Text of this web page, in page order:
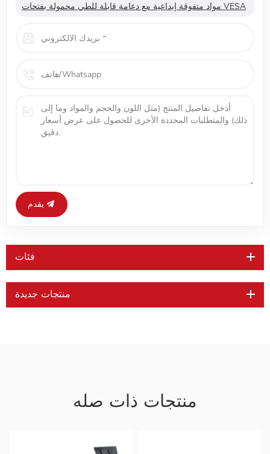
مواد متفوقة إبداعية مع دعامة قابلة للطي محمولة بفتحات VESA
يقدم
فئات
منتجات جديدة
منتجات ذات صله